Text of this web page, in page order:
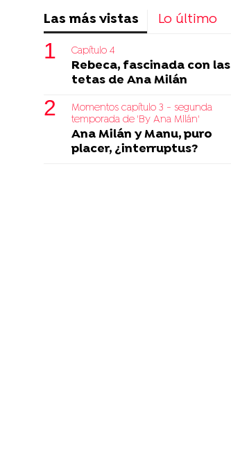
Las más vistas Lo último
Capítulo 4
Rebeca, fascinada con las
tetas de Ana Milán
Momentos capítulo 3 - segunda
temporada de 'By Ana Milán'
Ana Milán y Manu, puro
placer, ¿interruptus?